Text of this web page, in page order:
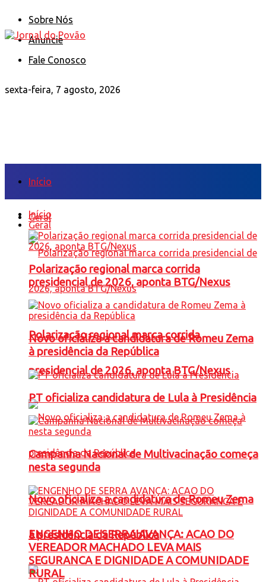
Sobre Nós
Anuncie
Fale Conosco
sexta-feira, 7 agosto, 2026
Início
Geral
Polarização regional marca corrida
presidencial de 2026, aponta BTG/Nexus
Novo oficializa a candidatura de Romeu Zema
à presidência da República
Início
Geral
Polarização regional marca corrida
presidencial de 2026, aponta BTG/Nexus
Novo oficializa a candidatura de Romeu Zema
à presidência da República
PT oficializa candidatura de Lula à Presidência
Campanha Nacional de Multivacinação começa
nesta segunda
ENGENHO DE SERRA AVANÇA: ACAO DO
VEREADOR MACHADO LEVA MAIS
SEGURANCA E DIGNIDADE A COMUNIDADE
RURAL